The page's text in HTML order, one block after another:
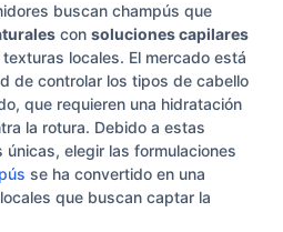
buscan champús que
con soluciones capilares
locales. El mercado está
de controlar los tipos de cabello
que requieren una hidratación
la rotura. Debido a estas
elegir las formulaciones
se ha convertido en una
que buscan captar la